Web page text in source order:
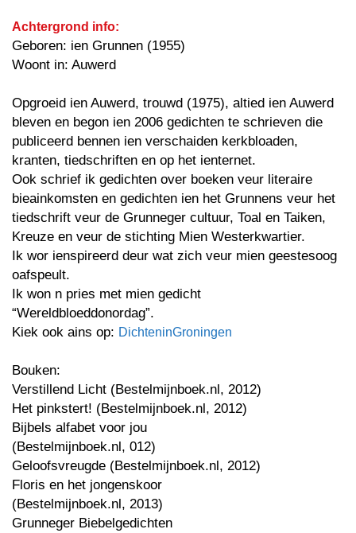
Achtergrond info:
Geboren: ien Grunnen (1955)
Woont in: Auwerd
Opgroeid ien Auwerd, trouwd (1975), altied ien Auwerd
bleven en begon ien 2006 gedichten te schrieven die
publiceerd bennen ien verschaiden kerkbloaden,
kranten, tiedschriften en op het ienternet.
Ook schrief ik gedichten over boeken veur literaire
bieainkomsten en gedichten ien het Grunnens veur het
tiedschrift veur de Grunneger cultuur, Toal en Taiken,
Kreuze en veur de stichting Mien Westerkwartier.
Ik wor ienspireerd deur wat zich veur mien geestesoog
oafspeult.
Ik won n pries met mien gedicht
“Wereldbloeddonordag”.
Kiek ook ains op: DichteninGroningen
Bouken:
Verstillend Licht (Bestelmijnboek.nl, 2012)
Het pinkstert! (Bestelmijnboek.nl, 2012)
Bijbels alfabet voor jou
(Bestelmijnboek.nl, 012)
Geloofsvreugde (Bestelmijnboek.nl, 2012)
Floris en het jongenskoor
(Bestelmijnboek.nl, 2013)
Grunneger Biebelgedichten